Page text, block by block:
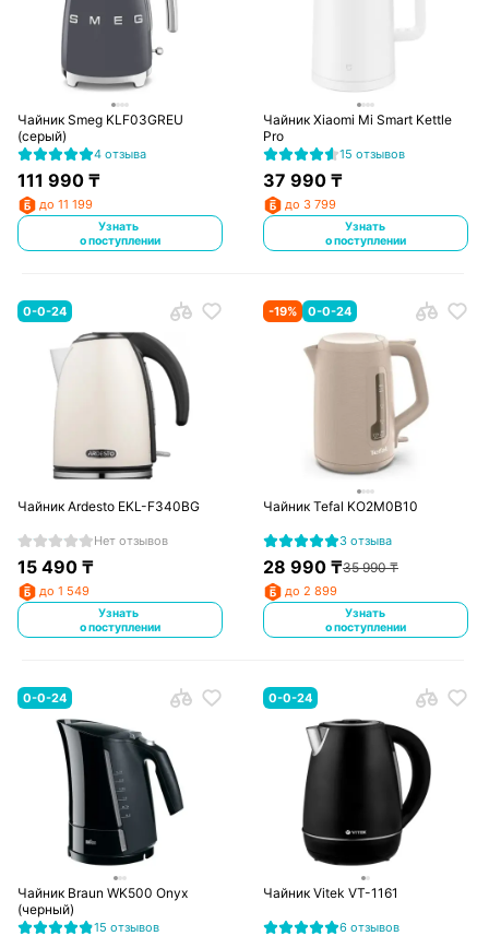
Чайник Smeg KLF03GREU
(серый)
4 отзыва
111 990₸
до 11 199
Узнать
о поступлении
Чайник Xiaomi Mi Smart Kettle
Pro
15 отзывов
37 990 ₸
до 3 799
Узнать
о поступлении
0-0-24
Чайник Ardesto EKL-F340BG
Нет отзывов
15 490₸
до 1 549
Узнать
о поступлении
-19% 0-0-24
Чайник Tefal KO2M0B10
3 отзыва
28 990 ₸35 990₸
до 2 899
Узнать
о поступлении
0-0-24
Чайник Braun WK500 Onyx
(черный)
15 отзывов
0-0-24
Чайник Vitek VT-1161
6 отзывов